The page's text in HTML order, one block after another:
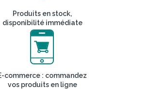
Produits en stock,
disponibilité immédiate
commerce : commandez
vos produits en ligne